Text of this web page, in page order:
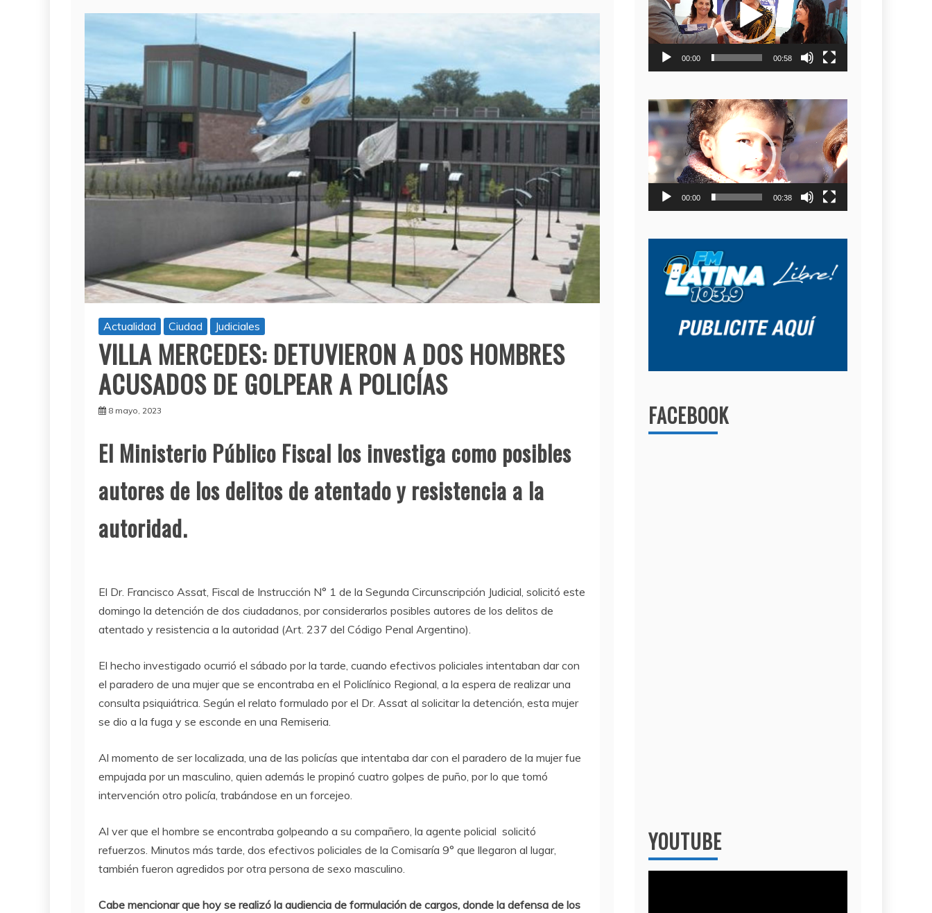
Actualidad Ciudad Judiciales
VILLA MERCEDES: DETUVIERON A DOS HOMBRES
ACUSADOS DE GOLPEAR A POLICÍAS
8 mayo, 2023
El Ministerio Público Fiscal los investiga como posibles
autores de los delitos de atentado y resistencia a la
autoridad.
El Dr. Francisco Assat, Fiscal de Instrucción N° 1 de la Segunda Circunscripción Judicial, solicitó este
domingo la detención de dos ciudadanos, por considerarlos posibles autores de los delitos de
atentado y resistencia a la autoridad (Art. 237 del Código Penal Argentino).
El hecho investigado ocurrió el sábado por la tarde, cuando efectivos policiales intentaban dar con
el paradero de una mujer que se encontraba en el Policlínico Regional, a la espera de realizar una
consulta psiquiátrica. Según el relato formulado por el Dr. Assat al solicitar la detención, esta mujer
se dio a la fuga y se esconde en una Remiseria.
Al momento de ser localizada, una de las policías que intentaba dar con el paradero de la mujer fue
empujada por un masculino, quien además le propinó cuatro golpes de puño, por lo que tomó
intervención otro policía, trabándose en un forcejeo.
Al ver que el hombre se encontraba golpeando a su compañero, la agente policial solicitó
refuerzos. Minutos más tarde, dos efectivos policiales de la Comisaría 9° que llegaron al lugar,
también fueron agredidos por otra persona de sexo masculino.
Cabe mencionar que hoy se realizó la audiencia de formulación de cargos, donde la defensa de los
video
00:00 00:58
Reproductor
de
video
00:00 00:38
FACEBOOK
YOUTUBE